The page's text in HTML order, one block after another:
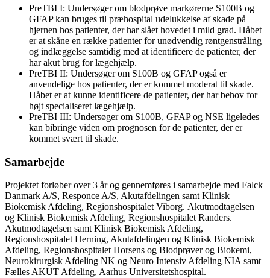
PreTBI I: Undersøger om blodprøve markørerne S100B og
GFAP kan bruges til præhospital udelukkelse af skade på
hjernen hos patienter, der har slået hovedet i mild grad. Håbet
er at skåne en række patienter for unødvendig røntgenstråling
og indlæggelse samtidig med at identificere de patienter, der
har akut brug for lægehjælp.
PreTBI II: Undersøger om S100B og GFAP også er
anvendelige hos patienter, der er kommet moderat til skade.
Håbet er at kunne identificere de patienter, der har behov for
højt specialiseret lægehjælp.
PreTBI III: Undersøger om S100B, GFAP og NSE ligeledes
kan bibringe viden om prognosen for de patienter, der er
kommet svært til skade.
Samarbejde
Projektet forløber over 3 år og gennemføres i samarbejde med Falck
Danmark A/S, Responce A/S, Akutafdelingen samt Klinisk
Biokemisk Afdeling, Regionshospitalet Viborg. Akutmodtagelsen
og Klinisk Biokemisk Afdeling, Regionshospitalet Randers.
Akutmodtagelsen samt Klinisk Biokemisk Afdeling,
Regionshospitalet Herning, Akutafdelingen og Klinisk Biokemisk
Afdeling, Regionshospitalet Horsens og Blodprøver og Biokemi,
Neurokirurgisk Afdeling NK og Neuro Intensiv Afdeling NIA samt
Fælles AKUT Afdeling, Aarhus Universitetshospital.